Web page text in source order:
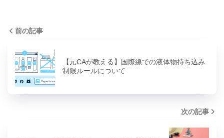
前の記事
【元CAが教える】国際線での液体物持ち込み
制限ルールについて
次の記事